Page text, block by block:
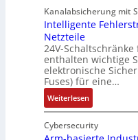
s
c
h
e
G
e
h
ä
u
s
S
c
h
u
t
z
l
a
c
k
u
v
r
ä
n
i
t
ä
t
e
k
r
d
b
e
t
e
i
Kanalabsicherung mit
Intelligente
Netzteile
24V-
enthalten wichtige
elektronische
Fuses) für eine…
Weiterlesen:
I
n
t
Cybersecurity